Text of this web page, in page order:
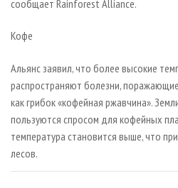
сообщает Rainforest Alliance.
Кофе
Альянс заявил, что более высокие
распространяют болезни,
как грибок «кофейная ржавчина».
пользуются спросом для кофейных
температура становится выше, что
лесов.